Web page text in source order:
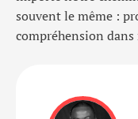
souvent le même :
compréhension